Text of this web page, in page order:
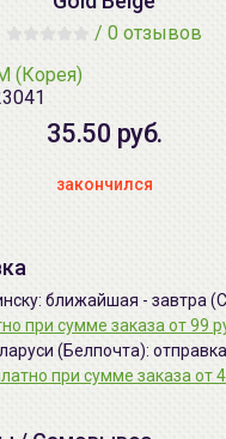
/ 0 отзывов
(Корея)
35.50 руб.
закончился
ближайшая - завтра
при сумме заказа от 99
(Белпочта):
при сумме заказа от